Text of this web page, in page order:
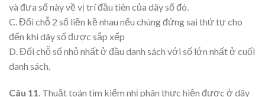
và đưa số này về vị trí đầu tiên của dãy số đó.
C. Đổi chỗ 2 số liền kề nhau nếu chúng đứng sai thứ tự cho
đến khi dãy số được sắp xếp
D. Đổi chỗ số nhỏ nhất ở đầu danh sách với số lớn nhất ở cuối
danh sách.
Câu 11. Thuật toán tìm kiếm nhị phân thực hiện được ở dãy